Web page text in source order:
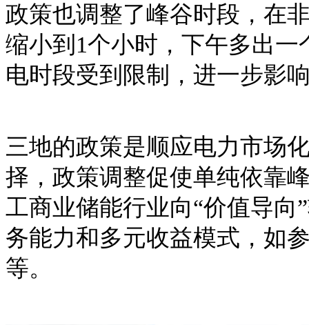
政策也调整了峰谷时段，在
缩小到1个小时，下午多出
电时段受到限制，进一步影
三地的政策是顺应电力市场
择，政策调整促使单纯依靠
工商业储能行业向“价值导向
务能力和多元收益模式，如
等。